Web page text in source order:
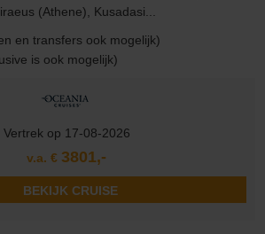
(Athene), Kusadasi...
en transfers ook mogelijk)
is ook mogelijk)
Vertrek op 17-08-2026
v.a. € 3801,-
BEKIJK CRUISE